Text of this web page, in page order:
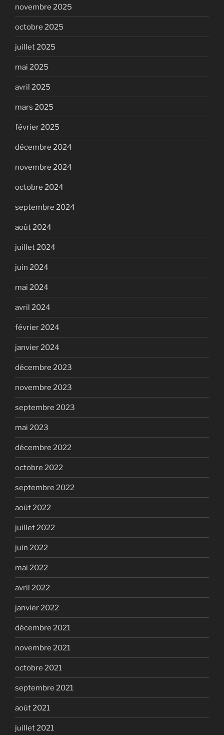
novembre 2025
octobre 2025
juillet 2025
mai 2025
avril 2025
mars 2025
février 2025
décembre 2024
novembre 2024
octobre 2024
septembre 2024
août 2024
juillet 2024
juin 2024
mai 2024
avril 2024
février 2024
janvier 2024
décembre 2023
novembre 2023
septembre 2023
mai 2023
décembre 2022
octobre 2022
septembre 2022
août 2022
juillet 2022
juin 2022
mai 2022
avril 2022
janvier 2022
décembre 2021
novembre 2021
octobre 2021
septembre 2021
août 2021
juillet 2021